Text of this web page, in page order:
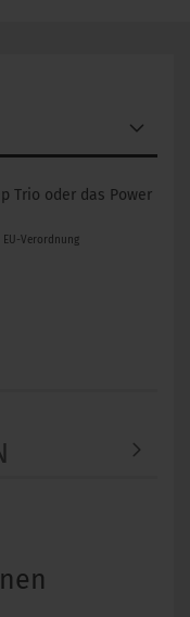
Trio oder das Power
Verordnung